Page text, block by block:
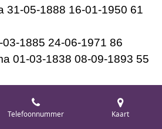
31-05-1888 16-01-1950 61
1885 24-06-1971 86
01-03-1838 08-09-1893 55
Anna Wilhelmina Jukema 14-
Telefoonnummer Kaart